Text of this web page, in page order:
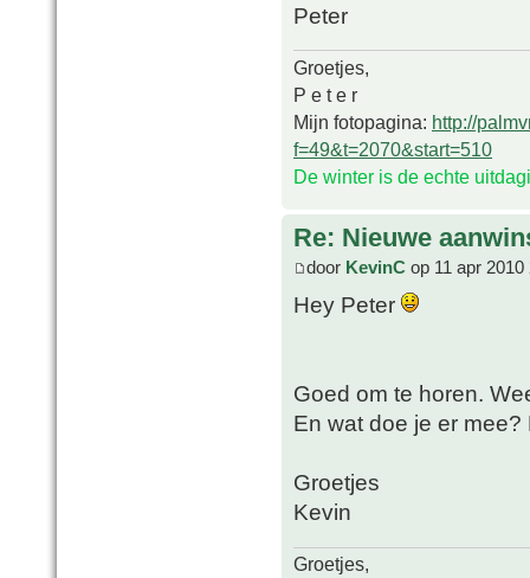
Peter
Groetjes,
P e t e r
Mijn fotopagina: http://
f=49&t=2070&start=510
De winter is de echte
Re: Nieuwe
door KevinC op 11 apr 2010
Hey Peter
Goed om te horen.
En wat doe je er
Groetjes
Kevin
Groetjes,